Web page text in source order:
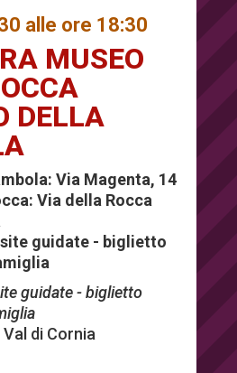
alle ore 18:30
MUSEO
DELLA
Via Magenta, 14
Via della Rocca
guidate - biglietto
guidate - biglietto
di Cornia